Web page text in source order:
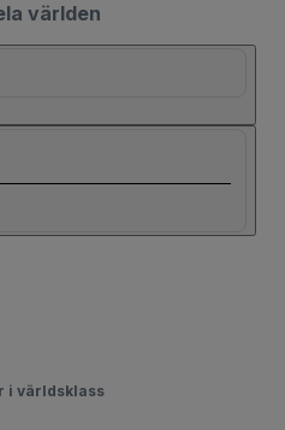
världen
i världsklass